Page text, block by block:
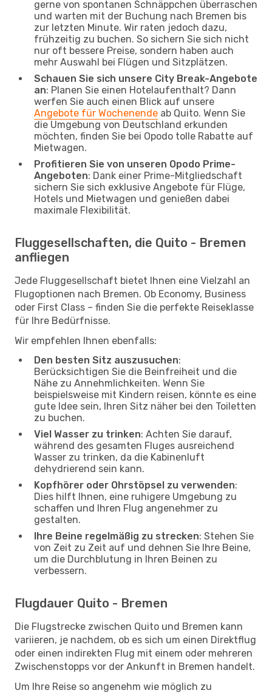
gerne von spontanen Schnäppchen überraschen
und warten mit der Buchung nach Bremen bis
zur letzten Minute. Wir raten jedoch dazu,
frühzeitig zu buchen. So sichern Sie sich nicht
nur oft bessere Preise, sondern haben auch
mehr Auswahl bei Flügen und Sitzplätzen.
Schauen Sie sich unsere City Break-Angebote
an: Planen Sie einen Hotelaufenthalt? Dann
werfen Sie auch einen Blick auf unsere
Angebote für Wochenende ab Quito. Wenn Sie
die Umgebung von Deutschland erkunden
möchten, finden Sie bei Opodo tolle Rabatte auf
Mietwagen.
Profitieren Sie von unseren Opodo Prime-
Angeboten: Dank einer Prime-Mitgliedschaft
sichern Sie sich exklusive Angebote für Flüge,
Hotels und Mietwagen und genießen dabei
maximale Flexibilität.
Fluggesellschaften, die Quito - Bremen
anfliegen
Jede Fluggesellschaft bietet Ihnen eine Vielzahl an
Flugoptionen nach Bremen. Ob Economy, Business
oder First Class – finden Sie die perfekte Reiseklasse
für Ihre Bedürfnisse.
Wir empfehlen Ihnen ebenfalls:
Den besten Sitz auszusuchen:
Berücksichtigen Sie die Beinfreiheit und die
Nähe zu Annehmlichkeiten. Wenn Sie
beispielsweise mit Kindern reisen, könnte es eine
gute Idee sein, Ihren Sitz näher bei den Toiletten
zu buchen.
Viel Wasser zu trinken: Achten Sie darauf,
während des gesamten Fluges ausreichend
Wasser zu trinken, da die Kabinenluft
dehydrierend sein kann.
Kopfhörer oder Ohrstöpsel zu verwenden:
Dies hilft Ihnen, eine ruhigere Umgebung zu
schaffen und Ihren Flug angenehmer zu
gestalten.
Ihre Beine regelmäßig zu strecken: Stehen Sie
von Zeit zu Zeit auf und dehnen Sie Ihre Beine,
um die Durchblutung in Ihren Beinen zu
verbessern.
Flugdauer Quito - Bremen
Die Flugstrecke zwischen Quito und Bremen kann
variieren, je nachdem, ob es sich um einen Direktflug
oder einen indirekten Flug mit einem oder mehreren
Zwischenstopps vor der Ankunft in Bremen handelt.
Um Ihre Reise so angenehm wie möglich zu